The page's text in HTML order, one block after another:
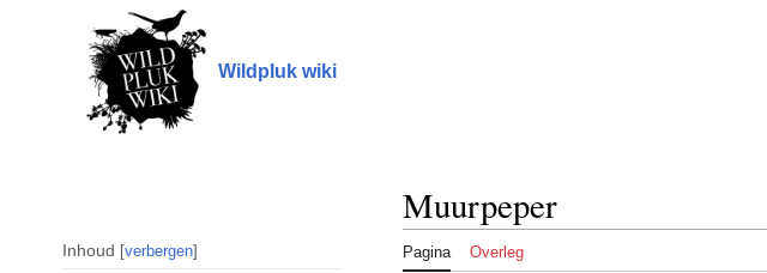
Wildpluk wiki
Inhoud verbergen
Muurpeper
Pagina Overleg